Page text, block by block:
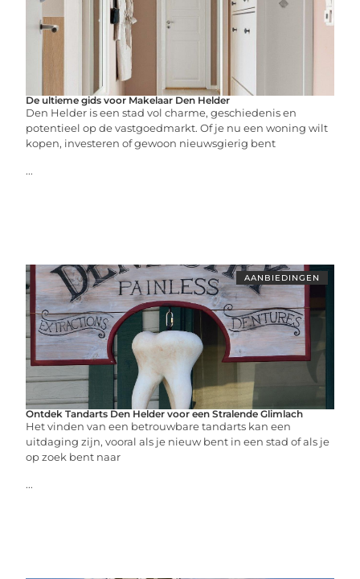
De ultieme gids voor Makelaar Den Helder
Den Helder is een stad vol charme, geschiedenis en
potentieel op de vastgoedmarkt. Of je nu een woning wilt
kopen, investeren of gewoon nieuwsgierig bent
...
AANBIEDINGEN
Ontdek Tandarts Den Helder voor een Stralende Glimlach
Het vinden van een betrouwbare tandarts kan een
uitdaging zijn, vooral als je nieuw bent in een stad of als je
op zoek bent naar
...